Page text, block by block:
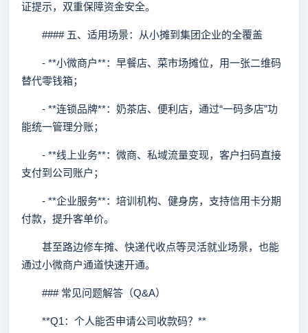
证提示，双重保障资金安全。
#### 五、适用场景：从小摊到集团企业的全覆盖
- **小微商户**：早餐店、菜市场摊位，用一张二维码
替代零钱箱；
- **连锁品牌**：奶茶店、便利店，通过“一码多店”功
能统一管理分账；
- **线上业务**：微商、私域流量变现，客户扫码直接
支付到公司账户；
- **企业服务**：培训机构、健身房，支持信用卡分期
付款，提升客单价。
甚至路边修车摊、快递代收点等灵活就业场景，也能
通过小微商户通道快速开通。
### 常见问题解答（Q&A）
**Q1：个人能否申请公司收款码？**